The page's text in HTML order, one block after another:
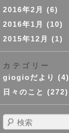
2016年2月
(6)
2016年1月
(10)
2015年12月
(1)
カテゴリー
giogioだより
(4)
日々のこと (272)
検
索